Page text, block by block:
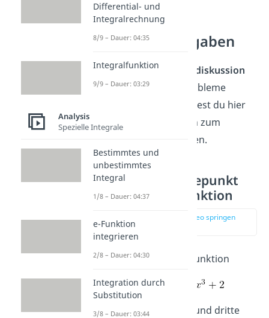
Wendepunkt
berechnen Aufgaben
Damit du in der
Kurvendiskussion
Wendepunkte ohne Probleme
bestimmen kannst, findest du hier
noch ein paar Aufgaben zum
Wendepunkte berechnen.
Aufgabe 1: Wendepunkt
einer Polynomfunktion
zur Stelle im Video springen
Gegeben ist folgende Funktion
a) Berechne die zweite und dritte
Differential- und
Integralrechnung
8/9 – Dauer: 04:35
Integralfunktion
9/9 – Dauer: 03:29
Analysis
Spezielle Integrale
Bestimmtes und
unbestimmtes
Integral
1/8 – Dauer: 04:37
e-Funktion
integrieren
2/8 – Dauer: 04:30
Integration durch
Substitution
3/8 – Dauer: 03:44